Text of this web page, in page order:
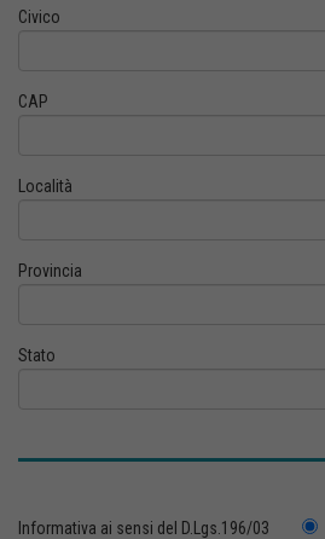
Civico
CAP
Località
Provincia
Stato
Informativa ai sensi del D.Lgs.196/03